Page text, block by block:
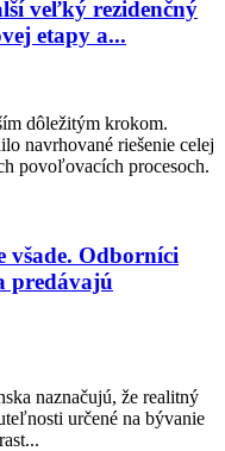
veľký rezidenčný
etapy a...
dôležitým krokom.
navrhované riešenie celej
povoľovacích procesoch.
všade. Odborníci
predávajú
naznačujú, že realitný
určené na bývanie